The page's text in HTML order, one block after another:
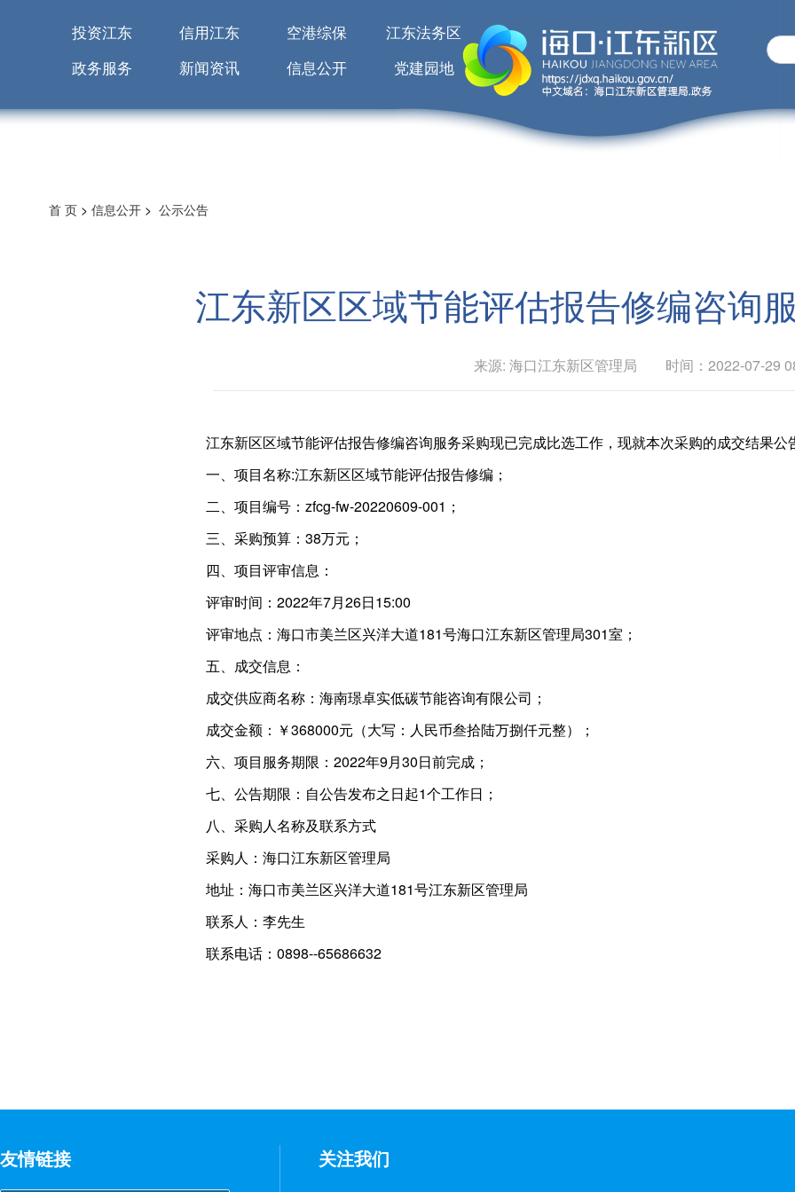
投资江东 信用江东 空港综保
江东法务区
政务服务
新闻资讯 信息公开 党建园地
首 页 > 信息公开 > 公示公告
江东新区区域节能评估报告修编咨询
来源: 海口江东新区管理局 时间：2022-07-29
江东新区区域节能评估报告修编咨询服务采购现已完成比选工作，现就本次采购的成交结果公
一、项目名称:江东新区区域节能评估报告修编；
二、项目编号：zfcg-fw-20220609-001；
三、采购预算：38万元；
四、项目评审信息：
评审时间：2022年7月26日15:00
评审地点：海口市美兰区兴洋大道181号海口江东新区管理局301室；
五、成交信息：
成交供应商名称：海南璟卓实低碳节能咨询有限公司；
成交金额：￥368000元（大写：人民币叁拾陆万捌仟元整）；
六、项目服务期限：2022年9月30日前完成；
七、公告期限：自公告发布之日起1个工作日；
八、采购人名称及联系方式
采购人：海口江东新区管理局
地址：海口市美兰区兴洋大道181号江东新区管理局
联系人：李先生
联系电话：0898--65686632
友情链接 关注我们